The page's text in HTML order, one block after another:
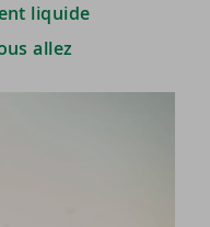
liquide
allez